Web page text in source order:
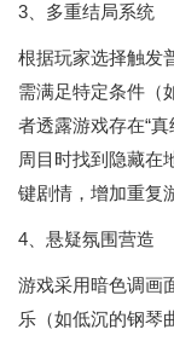
3、多重结局系统
根据玩家选择触发
需满足特定条件（
者透露游戏存在“
周目时找到隐藏在
键剧情，增加重复
4、悬疑氛围营造
游戏采用暗色调画
乐（如低沉的钢琴